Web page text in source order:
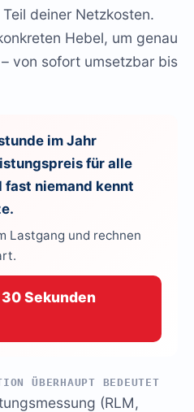
deiner Netzkosten.
Hebel, um genau
von sofort umsetzbar bis
im Jahr
für alle
niemand kennt
Lastgang und rechnen
Sekunden
ÜBERHAUPT BEDEUTET
(RLM,